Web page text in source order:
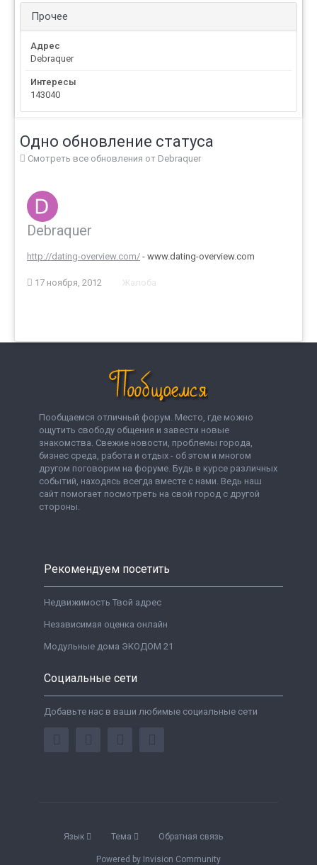
Прочее
Адрес
Debraquer
Интересы
143040
Одно обновление статуса
Смотреть все обновления от Debraquer
Debraquer
http://dating-overview.com/ - www.dating-overview.com
17 ноября, 2012 Жалоба
Пообщаемся отличный форум. Место, где можно
ощутить свободу общения и завести новые
знакомства. Свежие новости, проблемы города,
бизнес среда, работа и отдых - об этом и многом
другом поговорим на форуме. Будь в курсе различных
событий, находясь всегда вместе с нами. Ведь наш
сайт помогает посмотреть на свой город с другой
стороны.
Рекомендуем посетить
Недвижимость Твой адрес
Независимая оценка онлайн
Модульные дома ЭКОДОМ 21
Социальные сети
Добавьте нас в ваши любимые социальные сети
Язык Тема Обратная связь
Powered by Invision Community